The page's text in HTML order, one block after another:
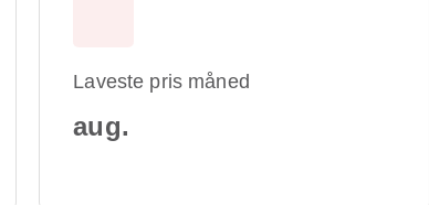
Laveste pris måned
aug.